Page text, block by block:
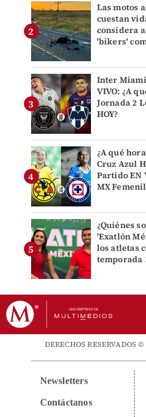
Las motos
cuestan
considera
'bikers'
Inter
VIVO: ¿A
Jornada 2
HOY?
¿A qué
Cruz Azul
Partido EN
MX Femenil
¿Quiénes
'Exatlón
los atletas
temporada
DERECHOS RESERVADOS
Newsletters
Contáctanos